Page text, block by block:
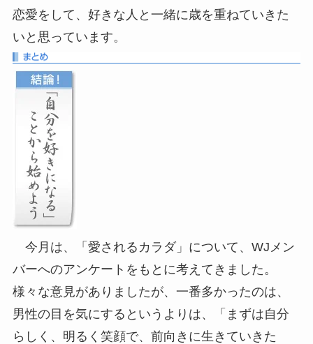
恋愛をして、好きな人と一緒に歳を重ねていきた
いと思っています。
今月は、「愛されるカラダ」について、WJメン
バーへのアンケートをもとに考えてきました。
様々な意見がありましたが、一番多かったのは、
男性の目を気にするというよりは、「まずは自分
らしく、明るく笑顔で、前向きに生きていきた